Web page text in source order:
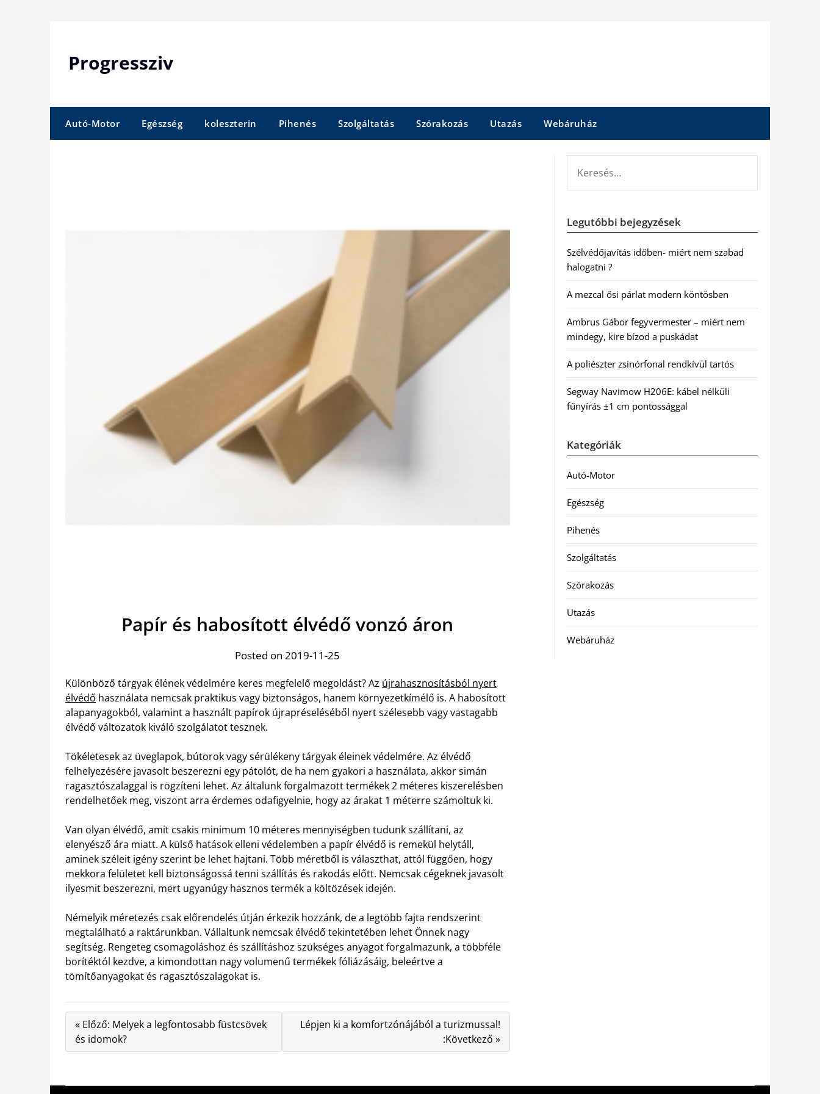
Progressziv
Autó-Motor Egészség koleszterin Pihenés Szolgáltatás Szórakozás Utazás Webáruház
Papír és habosított élvédő vonzó áron
Posted on 2019-11-25
Különböző tárgyak élének védelmére keres megfelelő megoldást? Az újrahasznosításból nyert
élvédő használata nemcsak praktikus vagy biztonságos, hanem környezetkímélő is. A habosított
alapanyagokból, valamint a használt papírok újrapréseléséből nyert szélesebb vagy vastagabb
élvédő változatok kiváló szolgálatot tesznek.
Tökéletesek az üveglapok, bútorok vagy sérülékeny tárgyak éleinek védelmére. Az élvédő
felhelyezésére javasolt beszerezni egy pátolót, de ha nem gyakori a használata, akkor simán
ragasztószalaggal is rögzíteni lehet. Az általunk forgalmazott termékek 2 méteres kiszerelésben
rendelhetőek meg, viszont arra érdemes odafigyelnie, hogy az árakat 1 méterre számoltuk ki.
Van olyan élvédő, amit csakis minimum 10 méteres mennyiségben tudunk szállítani, az
elenyésző ára miatt. A külső hatások elleni védelemben a papír élvédő is remekül helytáll,
aminek széleit igény szerint be lehet hajtani. Több méretből is választhat, attól függően, hogy
mekkora felületet kell biztonságossá tenni szállítás és rakodás előtt. Nemcsak cégeknek javasolt
ilyesmit beszerezni, mert ugyanúgy hasznos termék a költözések idején.
Némelyik méretezés csak előrendelés útján érkezik hozzánk, de a legtöbb fajta rendszerint
megtalálható a raktárunkban. Vállaltunk nemcsak élvédő tekintetében lehet Önnek nagy
segítség. Rengeteg csomagoláshoz és szállításhoz szükséges anyagot forgalmazunk, a többféle
borítéktól kezdve, a kimondottan nagy volumenű termékek fóliázásáig, beleértve a
tömítőanyagokat és ragasztószalagokat is.
« Előző: Melyek a legfontosabb füstcsövek
és idomok?
Lépjen ki a komfortzónájából a turizmussal!
:Következő »
Legutóbbi bejegyzések
Szélvédőjavítás időben- miért nem szabad
halogatni ?
A mezcal ősi párlat modern köntösben
Ambrus Gábor fegyvermester – miért nem
mindegy, kire bízod a puskádat
A poliészter zsinórfonal rendkívül tartós
Segway Navimow H206E: kábel nélküli
fűnyírás ±1 cm pontossággal
Kategóriák
Autó-Motor
Egészség
Pihenés
Szolgáltatás
Szórakozás
Utazás
Webáruház